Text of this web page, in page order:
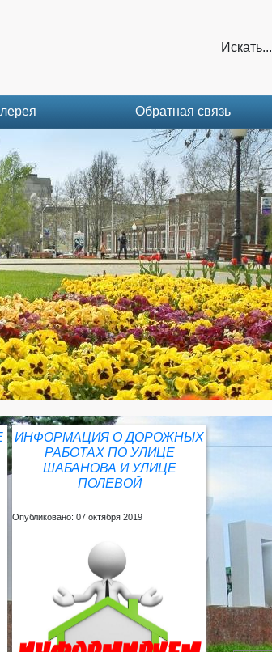
Искать...
Обратная связь
ИНФОРМАЦИЯ О ДОРОЖНЫХ
РАБОТАХ ПО УЛИЦЕ
ШАБАНОВА И УЛИЦЕ
ПОЛЕВОЙ
Опубликовано: 07 октября 2019